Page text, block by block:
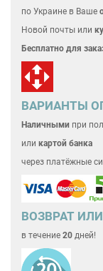
по Украине в Ваше
Новой почты или
Бесплатно для
ВАРИАНТЫ
Наличными при
или картой банка
через платёжные
ВОЗВРАТ
в течение 20 дней!